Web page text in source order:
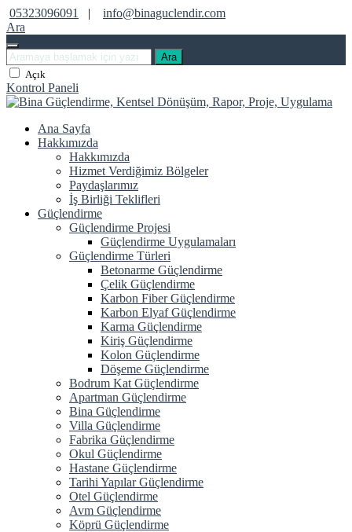
05323096091 |
info@binaguclendir.com
Ara
Ara
Açık
Kontrol Paneli
Ana Sayfa
Hakkımızda
Hakkımızda
Hizmet Verdiğimiz Bölgeler
Paydaşlarımız
İş Birliği Teklifleri
Güçlendirme
Güçlendirme Projesi
Güçlendirme Uygulamaları
Güçlendirme Türleri
Betonarme Güçlendirme
Çelik Güçlendirme
Karbon Fiber Güçlendirme
Karbon Elyaf Güçlendirme
Karma Güçlendirme
Kiriş Güçlendirme
Kolon Güçlendirme
Döşeme Güçlendirme
Bodrum Kat Güçlendirme
Apartman Güçlendirme
Bina Güçlendirme
Villa Güçlendirme
Fabrika Güçlendirme
Okul Güçlendirme
Hastane Güçlendirme
Tarihi Yapılar Güçlendirme
Otel Güçlendirme
Avm Güçlendirme
Köprü Güçlendirme